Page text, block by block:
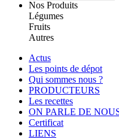
Nos Produits
Légumes
Fruits
Autres
Actus
Les points de dépot
Qui sommes nous ?
PRODUCTEURS
Les recettes
ON PARLE DE
Certificat
LIENS